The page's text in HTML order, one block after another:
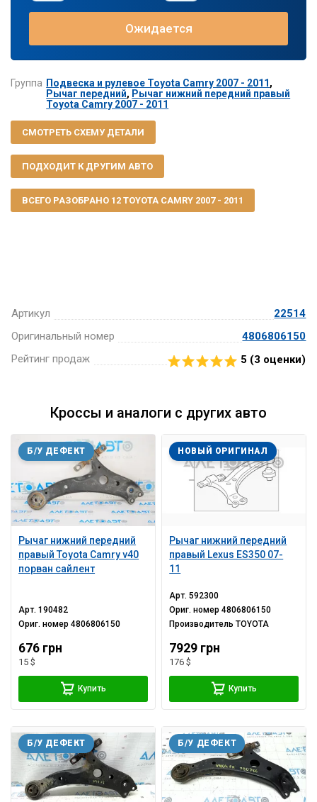
Артикул
22514
Оригинальный номер
4806806150
Рейтинг продаж
5 (3 оценки)
Ожидается
Группа Подвеска и рулевое Toyota Camry 2007 - 2011,
Рычаг передний, Рычаг нижний передний правый
Toyota Camry 2007 - 2011
СМОТРЕТЬ СХЕМУ ДЕТАЛИ
ПОДХОДИТ К ДРУГИМ АВТО
ВСЕГО РАЗОБРАНО 12 TOYOTA CAMRY 2007 - 2011
Кроссы и аналоги с других авто
Рычаг нижний передний
правый Toyota Camry v40
порван сайлент
Б/У ДЕФЕКТ
Арт.190482
Ориг. номер4806806150
676 грн
15 $
Купить
Рычаг нижний передний
правый Lexus ES350 07-
11
НОВЫЙ ОРИГИНАЛ
Арт.592300
Ориг. номер4806806150
ПроизводительTOYOTA
7929 грн
176 $
Купить
Б/У ДЕФЕКТ Б/У ДЕФЕКТ